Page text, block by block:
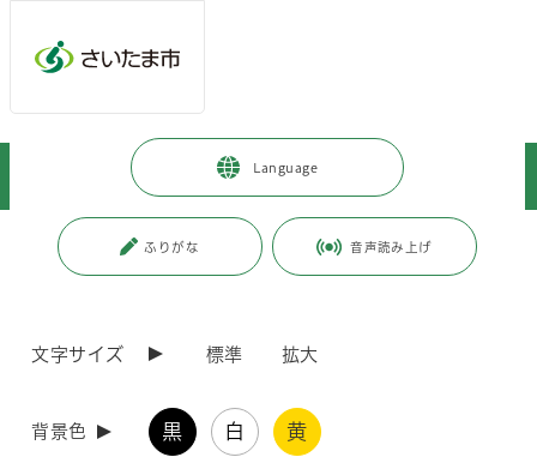
Language
ふりがな 音声読み上げ
文字サイズ 標準 拡大
背景色 黒 白 黄
観光・スポーツ・文化 > 文化・芸術
さいたま市の取り組み
大宮盆栽振興プロジェクト
更新日付：2026年4月16日 / ページ番号：C129045
●計画の目的・概要